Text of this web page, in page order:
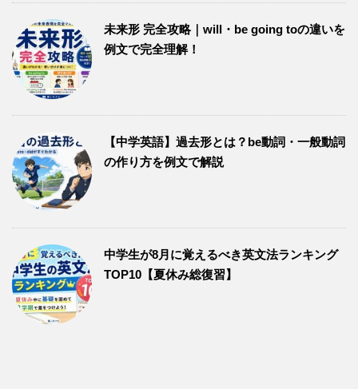
未来形 完全攻略｜will・be going toの違いを
例文で完全理解！
【中学英語】過去形とは？be動詞・一般動詞
の作り方を例文で解説
中学生が8月に覚えるべき英文法ランキング
TOP10【夏休み総復習】